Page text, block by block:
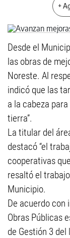
+
Desde el
las obras de
Noreste. Al
indicó que las
a la cabeza
tierra”.
La titular del
destacó “el
cooperativas
resaltó el
Municipio.
De acuerdo con
Obras Públicas
de Gestión 3